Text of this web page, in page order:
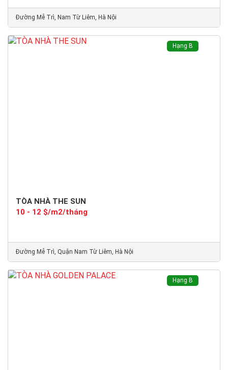
Đường Mễ Trì, Nam Từ Liêm, Hà Nội
Hạng B
TÒA NHÀ THE SUN
10 - 12 $/m2/tháng
Đường Mễ Trì, Quận Nam Từ Liêm, Hà Nội
Hạng B